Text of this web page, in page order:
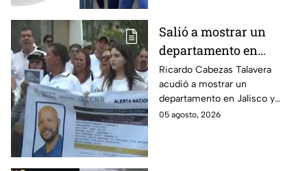
Salió a mostrar un
departamento en
Zapopan y no volvió a
casa: Buscan a Ricardo
Cabezas Talavera en
Jalisco
Ricardo Cabezas Talavera
acudió a mostrar un
departamento en Jalisco y
después desapareció;
05 agosto, 2026